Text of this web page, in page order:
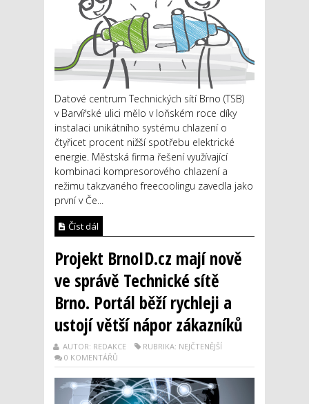
Datové centrum Technických sítí Brno (TSB)
v Barvířské ulici mělo v loňském roce díky
instalaci unikátního systému chlazení o
čtyřicet procent nižší spotřebu elektrické
energie. Městská firma řešení využívající
kombinaci kompresorového chlazení a
režimu takzvaného freecoolingu zavedla jako
první v Če...
Číst dál
Projekt BrnoID.cz mají nově
ve správě Technické sítě
Brno. Portál běží rychleji a
ustojí větší nápor zákazníků
AUTOR: REDAKCE
RUBRIKA: NEJČTENĚJŠÍ
0 KOMENTÁŘŮ